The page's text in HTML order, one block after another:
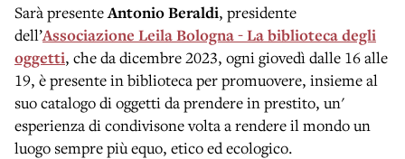
Sarà presenteAntonio Beraldi, presidente
dell’Associazione Leila Bologna -La biblioteca degli
oggetti, che da dicembre 2023, ogni giovedì dalle 16 alle
19, è presente in biblioteca per promuovere, insieme al
suo catalogo di oggetti da prendere in prestito, un'
esperienza di condivisone volta a rendere il mondo un
luogo sempre più equo, etico ed ecologico.